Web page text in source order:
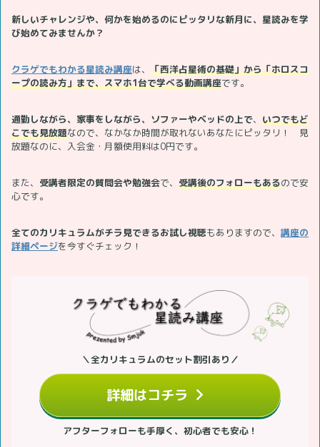
新しいチャレンジや、何かを始めるのにピッタリな新月に、星読みを学
び始めてみませんか？
クラゲでもわかる星読み講座は、 「西洋占星術の基礎」から「ホロスコ
ープの読み方」まで、スマホ1台で学べる動画講座です。
通勤しながら、家事をしながら、ソファーやベッドの上で、 いつでもど
こでも見放題なので、なかなか時間が取れないあなたにピッタリ！ 見
放題なのに、入会金・月額使用料は0円です。
また、 受講者限定の質問会や勉強会で、 受講後のフォローもあるので安
心です。
全てのカリキュラムがチラ見できるお試し視聴もありますので、 講座の
詳細ページを今すぐチェック！
＼全カリキュラムのセット割引あり／
詳細はコチラ
アフターフォローも手厚く、初心者でも安心！